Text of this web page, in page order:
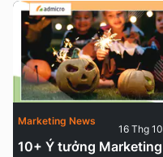
10+ Ý tưởng Marketing
Marketing News
16 Thg 10